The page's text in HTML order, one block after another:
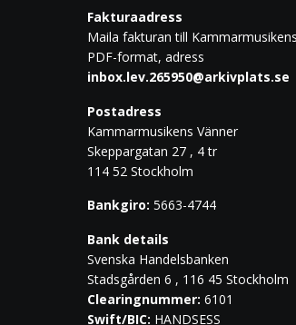
Fakturaadress
Maila fakturan till
PDF-format, adress
inbox.lev.265950@arkivplats.se
Postadress
Kammarmusikens Vänner
Skeppargatan 27 , 4 tr
114 52 Stockholm
Bankgiro: 5663-4744
Bank details
Svenska Handelsbanken
Stadsgården 6 , 116 45 Stockholm
Clearingnummer: 6101
Swift/BIC: HANDSESS